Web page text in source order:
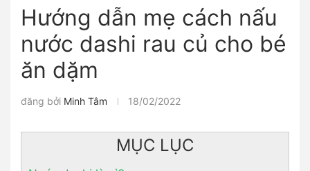
Hướng dẫn mẹ cách nấu
nước dashi rau củ cho bé
ăn dặm
đăng bởi Minh Tâm 18/02/2022
MỤC LỤC